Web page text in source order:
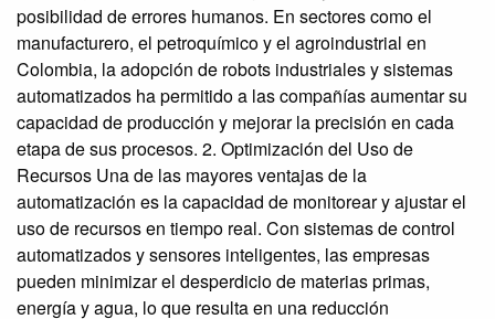
posibilidad de errores humanos. En sectores como el
manufacturero, el petroquímico y el agroindustrial en
Colombia, la adopción de robots industriales y sistemas
automatizados ha permitido a las compañías aumentar su
capacidad de producción y mejorar la precisión en cada
etapa de sus procesos. 2. Optimización del Uso de
Recursos Una de las mayores ventajas de la
automatización es la capacidad de monitorear y ajustar el
uso de recursos en tiempo real. Con sistemas de control
automatizados y sensores inteligentes, las empresas
pueden minimizar el desperdicio de materias primas,
energía y agua, lo que resulta en una reducción